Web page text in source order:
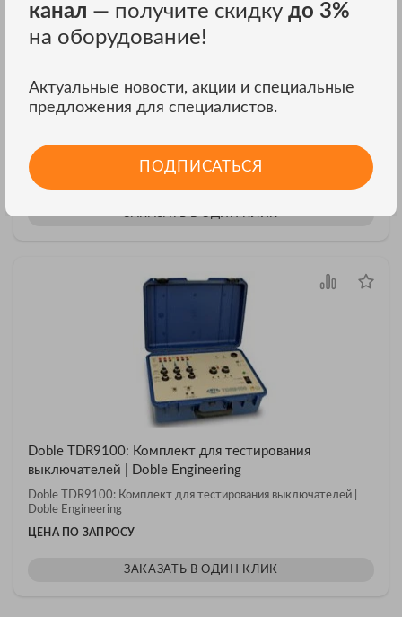
Scope SCOT MUT - универсальный измеритель
временных интервалов
интервалов
ЦЕНА ПО ЗАПРОСУ
ЗАКАЗАТЬ В ОДИН КЛИК
Doble TDR9100: Комплект для тестирования
выключателей | Doble Engineering
Doble TDR9100: Комплект для тестирования выключателей |
Doble Engineering
ЦЕНА ПО ЗАПРОСУ
ЗАКАЗАТЬ В ОДИН КЛИК
канал — получите скидку до 3%
на оборудование!
Актуальные новости, акции и специальные
предложения для специалистов.
ПОДПИСАТЬСЯ